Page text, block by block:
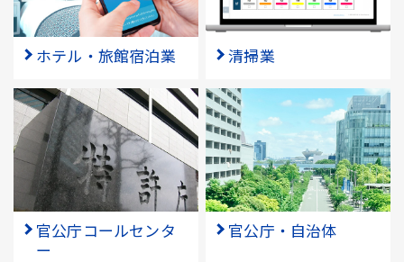
ホテル・旅館宿泊業 清掃業
官公庁コールセンタ
ー
官公庁・自治体